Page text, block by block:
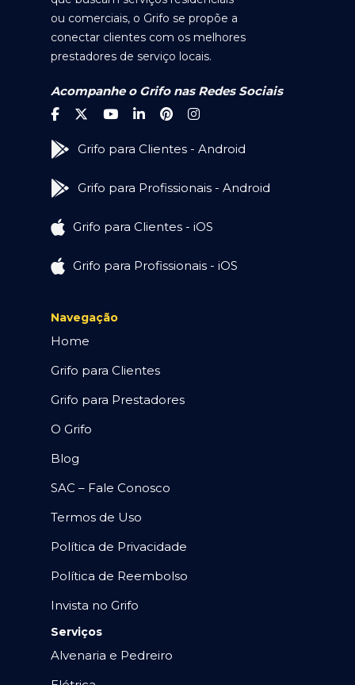
ou comerciais, o Grifo se propõe a
conectar clientes com os melhores
prestadores de serviço locais.
Acompanhe o Grifo nas Redes Sociais
Grifo para Clientes - Android
Grifo para Profissionais - Android
Grifo para Clientes - iOS
Grifo para Profissionais - iOS
Navegação
Home
Grifo para Clientes
Grifo para Prestadores
O Grifo
Blog
SAC – Fale Conosco
Termos de Uso
Política de Privacidade
Política de Reembolso
Invista no Grifo
Serviços
Alvenaria e Pedreiro